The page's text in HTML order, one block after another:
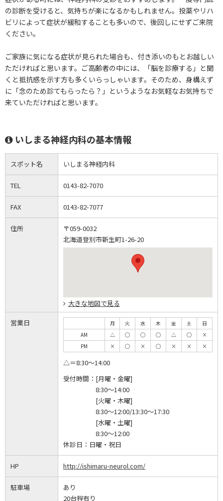
の診断を受けると、気持ちが楽になるかもしれません。投薬やリハ
ビリによって症状が緩和することも多いので、後回しにせずご来院
ください。
ご家族に気になる症状が見られた場合も、付き添いのもとお越しい
ただければと思います。ご高齢者の中には、「脳を診療する」と聞
くと抵抗感を示す方も多くいらっしゃいます。そのため、身構えず
に「念のため診てもらったら？」というようなお気軽なお気持ちで
来ていただければと思います。
いしまる神経内科の基本情報
スポット名 いしまる神経内科
TEL 0143-82-7070
FAX 0143-82-7077
住所
〒059-0032
北海道登別市新生町1-26-20
大きな地図で見る
営業日 月 火 水 木 金 土
日
AM
△ ◯ ◯ ◯ △ ◯
×
PM
× ◯ × ◯ × × ×
△＝8:30～14:00
受付時間： [月曜・金曜]
8:30～14:00
[火曜・木曜]
8:30～12:00/13:30～17:30
[水曜・土曜]
8:30～12:00
休診日： 日曜・祝日
HP http://ishimaru-neurol.com/
駐車場
あり
20台程有り